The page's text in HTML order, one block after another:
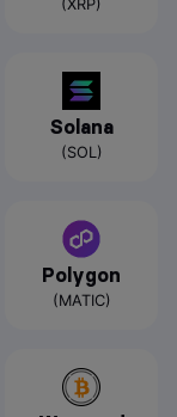
(XRP)
Solana
(SOL)
Polygon
(MATIC)